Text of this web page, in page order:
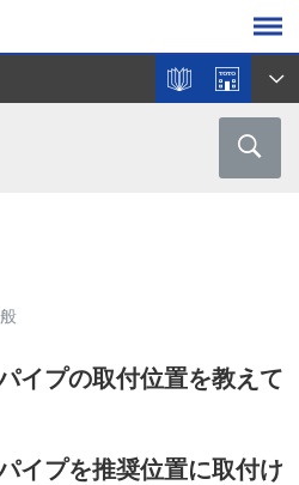
イプの取付位置を教えて
イプを推奨位置に取付け